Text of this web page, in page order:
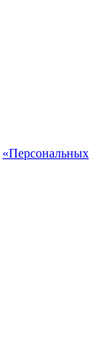
«Персональных